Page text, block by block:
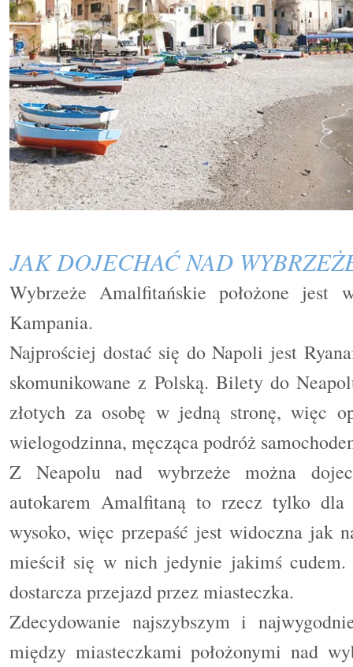
JAK DOJECHAĆ NAD
Wybrzeże Amalfitańskie położone jest
Kampania.
Najprościej dostać się do Napoli jest
skomunikowane z Polską. Bilety do
złotych za osobę w jedną stronę, więc
wielogodzinna, męcząca podróż
Z Neapolu nad wybrzeże można
autokarem Amalfitaną to rzecz tylko
wysoko, więc przepaść jest widoczna jak
mieścił się w nich jedynie jakimś
dostarcza przejazd przez miasteczka.
Zdecydowanie najszybszym i
między miasteczkami położonymi nad